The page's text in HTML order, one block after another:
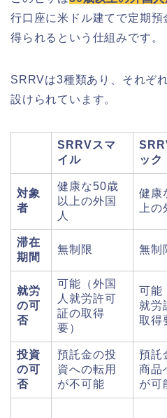
行口座に米ドル建てで定期
得られるという仕組みです。
SRRVは3種類あり、それぞ
設けられています。
SRRVスマ
イル
ック
対象
者
健康な50歳
以上の外国
人
健康
上の
滞在
期間
無制限 無制
就労
の可
否
可能（外国
人就労許可
証の取得
要）
可能
就労
取得
投資
の可
否
預託金の投
資への転用
が不可能
預託
商品
が可